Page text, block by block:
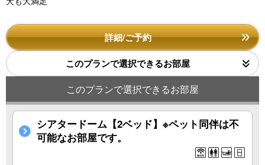
詳細/ご予約
このプランで選択できるお部屋
このプランで選択できるお部屋
シアタードーム【2ベッド】※ペット同伴は不
可能なお部屋です。